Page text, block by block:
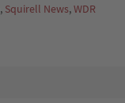
, Squirell News,WDR